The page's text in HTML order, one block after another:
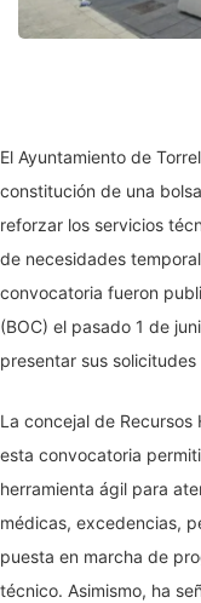
El Ayuntamiento de
constitución de una
reforzar los servicios
de necesidades
convocatoria fueron
(BOC) el pasado 1 de
presentar sus solicitudes
La concejal de Recursos
esta convocatoria
herramienta ágil para
médicas, excedencias,
puesta en marcha de
técnico. Asimismo, ha